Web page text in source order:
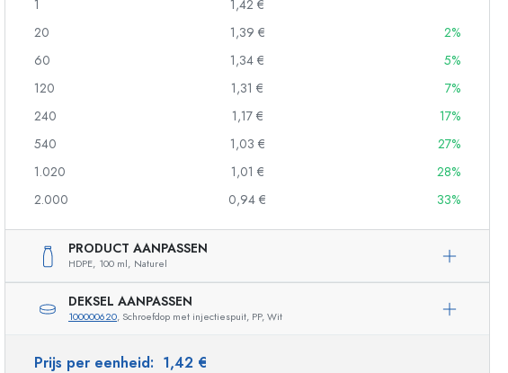
Airless Dispenser
Gin flessen
Kerstflessen
Decoratieve flessen
Cilindrische flessen
Voorbeeldige vertegenwoordiging
1
1,42 €
20
1,39 €
2%
60
1,34 €
5%
120
1,31 €
7%
240
1,17 €
17%
540
1,03 €
27%
1.020
1,01 €
28%
2.000
0,94 € 33%
PRODUCT AANPASSEN
HDPE, 100 ml, Naturel
DEKSEL AANPASSEN
100000620, Schroefdop met injectiespuit, PP, Wit
Prijs per eenheid: 1,42 €